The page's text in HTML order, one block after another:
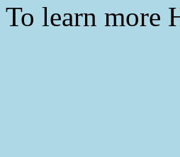
To learn more